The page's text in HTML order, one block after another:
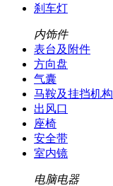
刹车灯
内饰件
表台及附件
方向盘
气囊
马鞍及挂挡机构
出风口
座椅
安全带
室内镜
电脑电器